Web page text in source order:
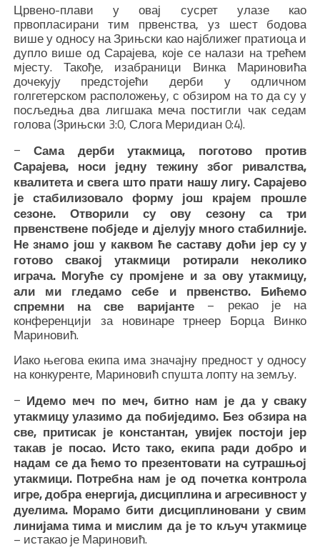
Црвено-плави у овај сусрет улазе као
првопласирани тим првенства, уз шест бодова
више у односу на Зрињски као најближег пратиоца и
дупло више од Сарајева, које се налази на трећем
мјесту. Такође, изабраници Винка Мариновића
дочекују предстојећи дерби у одличном
голгетерском расположењу, с обзиром на то да су у
посљедња два лигшака меча постигли чак седам
голова (Зрињски 3:0, Слога Меридиан 0:4).
–Сама дерби утакмица, поготово против
Сарајева, носи једну тежину због ривалства,
квалитета и свега што прати нашу лигу. Сарајево
је стабилизовало форму још крајем прошле
сезоне. Отворили су ову сезону са три
првенствене побједе и дјелују много стабилније.
Не знамо још у каквом ће саставу доћи јер су у
готово свакој утакмици ротирали неколико
играча. Могуће су промјене и за ову утакмицу,
али ми гледамо себе и првенство. Бићемо
спремни на све варијанте– рекао је на
конференцији за новинаре трнеер Борца Винко
Мариновић.
Иако његова екипа има значајну предност у односу
на конкуренте, Мариновић спушта лопту на земљу.
– Идемо меч по меч, битно нам је да у сваку
утакмицу улазимо да побиједимо. Без обзира на
све, притисак је константан, увијек постоји јер
такав је посао. Исто тако, екипа ради добро и
надам се да ћемо то презентовати на сутрашњој
утакмици. Потребна нам је од почетка контрола
игре, добра енергија, дисциплина и агресивност у
дуелима. Морамо бити дисциплиновани у свим
линијама тима и мислим да је то кључ утакмице
– истакао је Мариновић.